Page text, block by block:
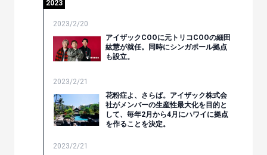
2023
2023/2/20
アイザックCOOに元トリコCOOの細田
紘慧が就任。同時にシンガポール拠点
も設立。
2023/2/21
花粉症よ、さらば。アイザック株式会
社がメンバーの生産性最大化を目的と
して、毎年2月から4月にハワイに拠点
を作ることを決定。
2023/2/21